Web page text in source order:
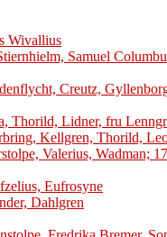
Wivallius
Samuel
Creutz,
Thorild, Lidner, fru
Kellgren, Thorild,
Valerius,
Eufrosyne
Dahlgren